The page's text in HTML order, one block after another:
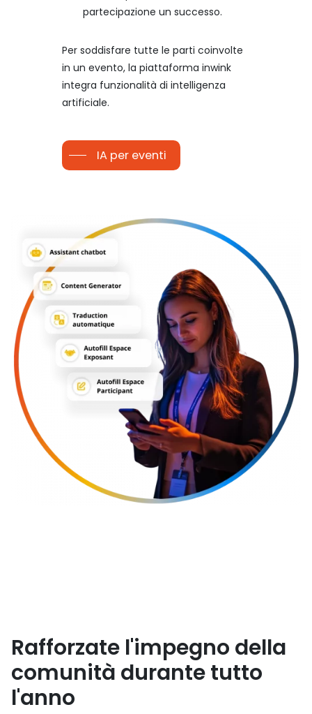
partecipazione un successo.
Per soddisfare tutte le parti coinvolte
in un evento, la piattaforma inwink
integra funzionalità di intelligenza
artificiale.
IA per eventi
Rafforzate l'impegno della
comunità durantetutto
l'anno